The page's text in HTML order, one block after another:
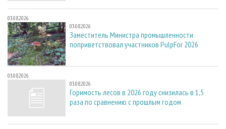
03.08.2026
03.08.2026
Заместитель Министра промышленности
поприветствовал участников PulpFor 2026
03.08.2026
03.08.2026
Горимость лесов в 2026 году снизилась в 1,5
раза по сравнению с прошлым годом